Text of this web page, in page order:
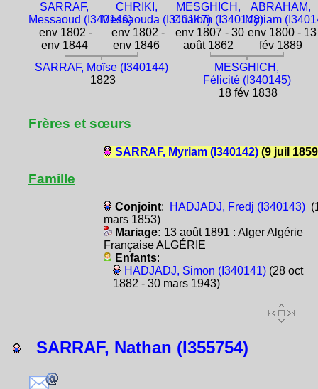
SARRAF,
Messaoud (I340146)
env 1802 -
env 1844
CHRIKI,
Messaouda (I340147)
env 1802 -
env 1846
MESGHICH,
Chalom (I340148)
env 1807 - 30
août 1862
ABRAHAM,
Myriam
env 1800 - 13
fév 1889
SARRAF, Moïse (I340144)
1823
MESGHICH,
Félicité (I340145)
18 fév 1838
Frères et sœurs
SARRAF, Myriam (I340142)(9 juil
Famille
Conjoint: HADJADJ, Fredj (I340143)
mars 1853)
Mariage: 13 août 1891 : Alger Algérie
Française ALGÉRIE
Enfants:
HADJADJ, Simon (I340141)(28 oct
1882 - 30 mars 1943)
SARRAF, Nathan (I355754)